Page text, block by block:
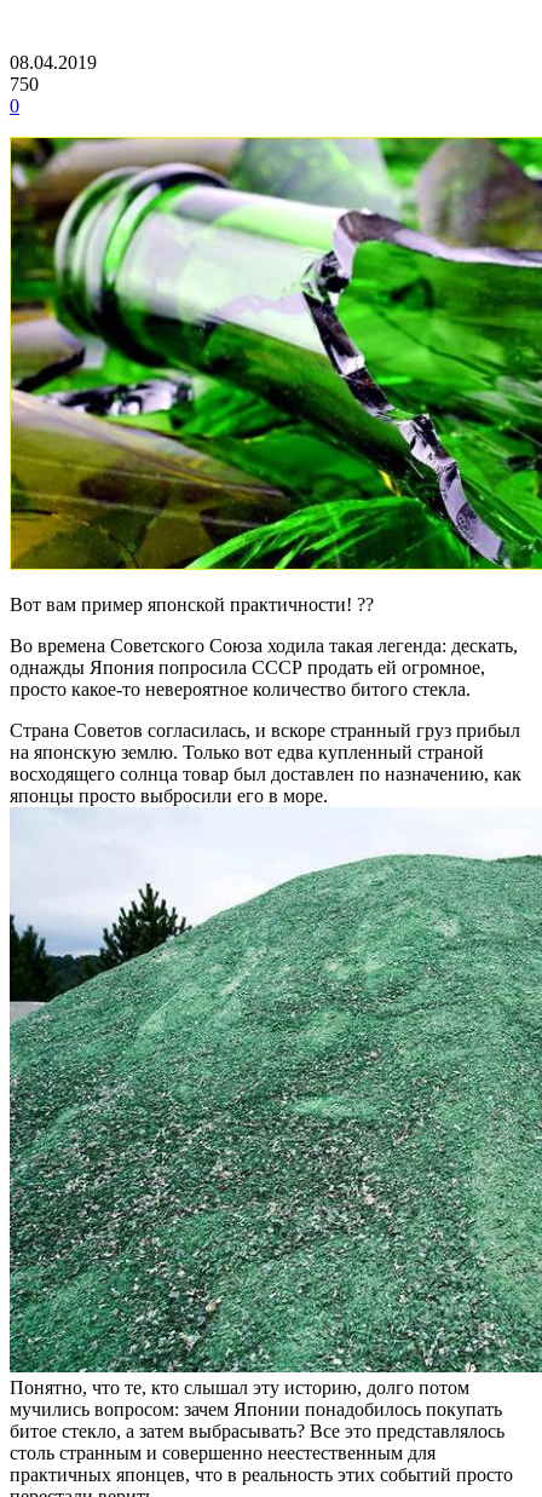
08.04.2019
750
0
Вот вам пример японской практичности! ??
Во времена Советского Союза ходила такая легенда: дескать,
однажды Япония попросила СССР продать ей огромное,
просто какое-то невероятное количество битого стекла.
Страна Советов согласилась, и вскоре странный груз прибыл
на японскую землю. Только вот едва купленный страной
восходящего солнца товар был доставлен по назначению, как
японцы просто выбросили его в море.
Понятно, что те, кто слышал эту историю, долго потом
мучились вопросом: зачем Японии понадобилось покупать
битое стекло, а затем выбрасывать? Все это представлялось
столь странным и совершенно неестественным для
практичных японцев, что в реальность этих событий просто